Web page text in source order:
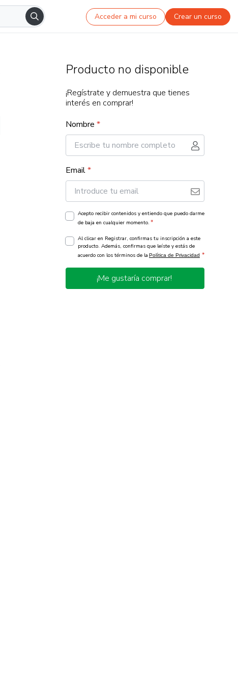
Acceder a mi curso Crear un curso
Producto no disponible
¡Regístrate y demuestra que tienes
interés en comprar!
Nombre *
Email*
Acepto recibir contenidos y entiendo que puedo darme
de baja en cualquier momento. *
Al clicar en Registrar, confirmas tu inscripción a este
producto. Además, confirmas que leíste y estás de
acuerdo con los términos de la Política de Privacidad *
¡Me gustaría comprar!